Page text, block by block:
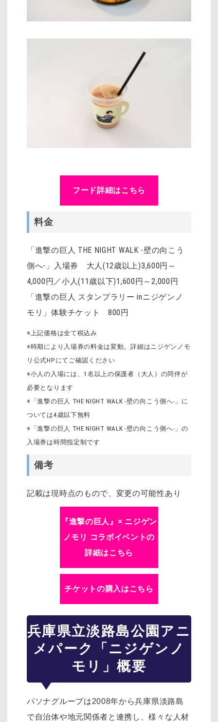
フード詳細はこちら
料金
「進撃の巨人 THE NIGHT WALK -壁の向こう
側へ-」入場券 大人(12歳以上)3,600円～
4,000円／小人(11歳以下)1,600円～2,000円
「進撃の巨人 スタンプラリー inニジゲンノ
モリ」体験チケット 800円
※上記価格は全て税込み
※時期により入場券の料金は変動。詳細はニジゲンノモ
リ公式HPにてご確認ください
※小人の入場には、1名以上の保護者（大人）の同伴が
必要となります
※「進撃の巨人 THE NIGHT WALK -壁の向こう側へ-」に
ついては4歳以下無料
※「進撃の巨人 THE NIGHT WALK -壁の向こう側へ-」の
入場券は時間指定制です
備考
記載は現時点のもので、変更の可能性あり
『進撃の巨人』× ニジゲン
ノモリ コラボイベントの
詳細はこちら
チケットの購入はこちら
兵庫県立淡路島公園アニ
メパーク「ニジゲンノ
モリ」概要
パソナグループは2008年から兵庫県淡路島
で自治体や地元関係者と連携し、様々な人材